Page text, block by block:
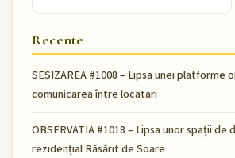
Recente
SESIZAREA #1008 – Lipsa unei platforme
comunicarea între locatari
OBSERVATIA #1018 – Lipsa unor spații
rezidențial Răsărit de Soare